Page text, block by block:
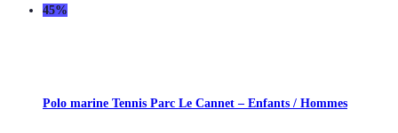
45%
Polo marine Tennis Parc Le Cannet – Enfants / Hommes